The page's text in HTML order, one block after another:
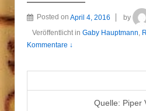
Posted on April 4, 2016 by
Veröffentlicht in Gaby Hauptmann,
Kommentare ↓
Quelle: Piper